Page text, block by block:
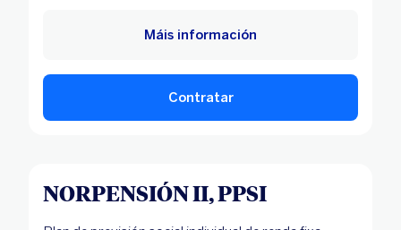
Máis información
Contratar
NORPENSIÓN II, PPSI